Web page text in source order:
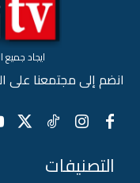
التصنيفات
ايجاد جميع
انضم إلى مجتمعنا على